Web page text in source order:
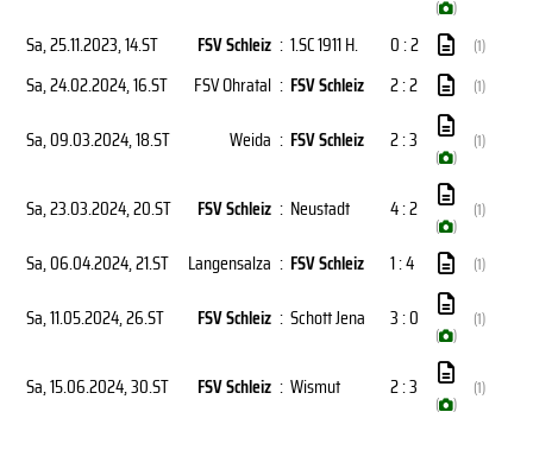
( )
Sa, 25.11.2023, 14.ST FSV Schleiz : 1.SC 1911 H. 0 : 2 (1)
Sa, 24.02.2024, 16.ST FSV Ohratal : FSV Schleiz 2 : 2 (1)
Sa, 09.03.2024, 18.ST Weida : FSV Schleiz 2 : 3
( )
(1)
Sa, 23.03.2024, 20.ST FSV Schleiz : Neustadt 4 : 2
( )
(1)
Sa, 06.04.2024, 21.ST Langensalza : FSV Schleiz 1 : 4 (1)
Sa, 11.05.2024, 26.ST FSV Schleiz : Schott Jena 3 : 0
( )
(1)
Sa, 15.06.2024, 30.ST FSV Schleiz : Wismut 2 : 3
( )
(1)